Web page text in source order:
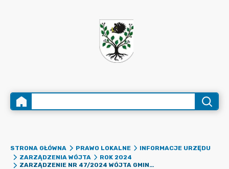
STRONA GŁÓWNA PRAWO LOKALNE
INFORMACJE URZĘDU
ZARZĄDZENIA WÓJTA
ROK 2024
ZARZĄDZENIE NR 47/2024 WÓJTA GMINY KRUSZYNA Z DNIA 29 MAJA 2024 R. W SPRAWIE POWOŁANIA KOMISJI PRZETARGOWEJ DO PRZEPROWADZENIA POSTĘPOWANIA O UDZIELENIE ZAMÓWIENIA PUBLICZNEGO NA WYKONANIE ROBÓT BUDOWLANYCH OBEJMUJĄCYCH ZADANIE P.N. „NOWOCZESNE, ENERGOOSZCZĘDNE OŚWIETLENIE ULICZNE NA TERENIE GMINY KRUSZYNA”